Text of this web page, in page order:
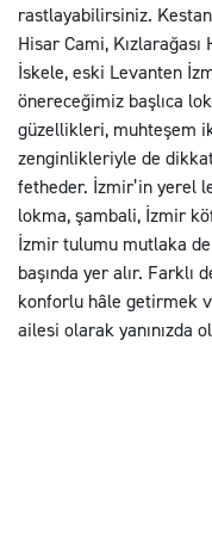
rastlayabilirsiniz.
Hisar Cami,
İskele, eski Levanten
önereceğimiz başlıca
güzellikleri, muhteşem
zenginlikleriyle de
fetheder. İzmir’in yerel
lokma, şambali, İzmir
İzmir tulumu mutlaka
başında yer alır. Farklı
konforlu hâle getirmek
ailesi olarak yanınızda